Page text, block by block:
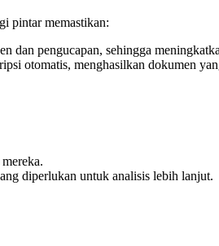
pintar memastikan:
dan pengucapan, sehingga
otomatis, menghasilkan dokumen
diperlukan untuk analisis lebih lanjut.